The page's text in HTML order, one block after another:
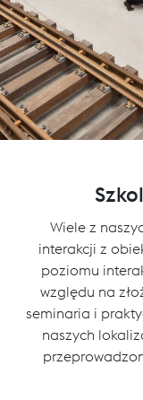
Wiele z
interakcji z
poziomu
względu na
seminaria i
naszych